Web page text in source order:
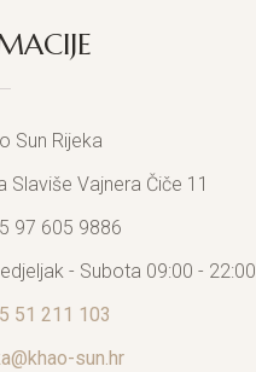
Sun Rijeka
Slaviše Vajnera Čiče 11
97 605 9886
- Subota 09:00 - 22:00
51 211 103
sun.hr